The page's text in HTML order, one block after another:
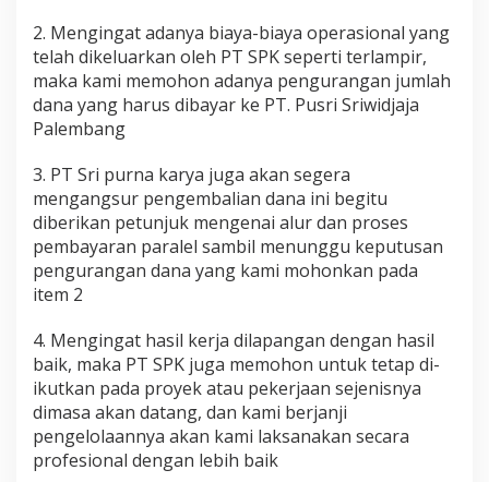
P
u
p
u
k
r
s
u
b
s
i
d
a
n
P
r
o
e
2. Mengingat adanya biaya-biaya operasional yang
telah dikeluarkan oleh PT SPK seperti terlampir,
maka kami memohon adanya pengurangan jumlah
dana yang harus dibayar ke PT. Pusri Sriwidjaja
Palembang
3. PT Sri purna karya juga akan segera
mengangsur pengembalian dana ini begitu
diberikan petunjuk mengenai alur dan proses
pembayaran paralel sambil menunggu keputusan
pengurangan dana yang kami mohonkan pada
item 2
4. Mengingat hasil kerja dilapangan dengan hasil
baik, maka PT SPK juga memohon untuk tetap di-
ikutkan pada proyek atau pekerjaan sejenisnya
dimasa akan datang, dan kami berjanji
pengelolaannya akan kami laksanakan secara
profesional dengan lebih baik